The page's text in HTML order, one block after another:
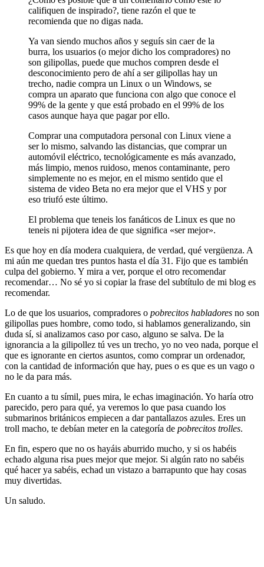
califiquen de inspirado?, tiene razón el que te
recomienda que no digas nada.
Ya van siendo muchos años y seguís sin caer de la
burra, los usuarios (o mejor dicho los compradores) no
son gilipollas, puede que muchos compren desde el
desconocimiento pero de ahí a ser gilipollas hay un
trecho, nadie compra un Linux o un Windows, se
compra un aparato que funciona con algo que conoce el
99% de la gente y que está probado en el 99% de los
casos aunque haya que pagar por ello.
Comprar una computadora personal con Linux viene a
ser lo mismo, salvando las distancias, que comprar un
automóvil eléctrico, tecnológicamente es más avanzado,
más limpio, menos ruidoso, menos contaminante, pero
simplemente no es mejor, en el mismo sentido que el
sistema de video Beta no era mejor que el VHS y por
eso triufó este último.
El problema que teneis los fanáticos de Linux es que no
teneis ni pijotera idea de que significa «ser mejor».
Es que hoy en día modera cualquiera, de verdad, qué vergüenza. A
mi aún me quedan tres puntos hasta el día 31. Fijo que es también
culpa del gobierno. Y mira a ver, porque el otro recomendar
recomendar… No sé yo si copiar la frase del subtítulo de mi blog es
recomendar.
Lo de que los usuarios, compradores o pobrecitos habladores no son
gilipollas pues hombre, como todo, si hablamos generalizando, sin
duda sí, si analizamos caso por caso, alguno se salva. De la
ignorancia a la gilipollez tú ves un trecho, yo no veo nada, porque el
que es ignorante en ciertos asuntos, como comprar un ordenador,
con la cantidad de información que hay, pues o es que es un vago o
no le da para más.
En cuanto a tu símil, pues mira, le echas imaginación. Yo haría otro
parecido, pero para qué, ya veremos lo que pasa cuando los
submarinos británicos empiecen a dar pantallazos azules. Eres un
troll macho, te debían meter en la categoría de pobrecitos trolles.
En fin, espero que no os hayáis aburrido mucho, y si os habéis
echado alguna risa pues mejor que mejor. Si algún rato no sabéis
qué hacer ya sabéis, echad un vistazo a barrapunto que hay cosas
muy divertidas.
Un saludo.